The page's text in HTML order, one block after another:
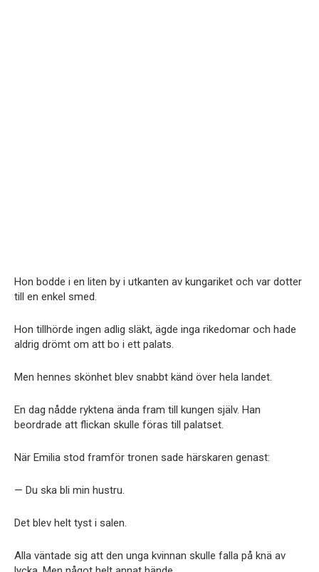
Hon bodde i en liten by i utkanten av kungariket och var dotter
till en enkel smed.
Hon tillhörde ingen adlig släkt, ägde inga rikedomar och hade
aldrig drömt om att bo i ett palats.
Men hennes skönhet blev snabbt känd över hela landet.
En dag nådde ryktena ända fram till kungen själv. Han
beordrade att flickan skulle föras till palatset.
När Emilia stod framför tronen sade härskaren genast:
— Du ska bli min hustru.
Det blev helt tyst i salen.
Alla väntade sig att den unga kvinnan skulle falla på knä av